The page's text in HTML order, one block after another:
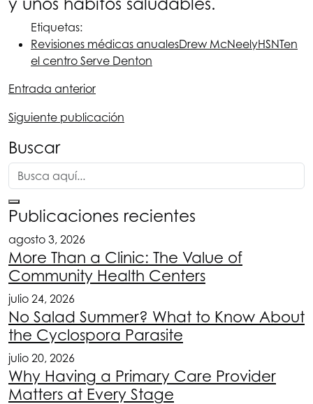
Etiquetas:
Revisiones médicas anualesDrew McNeelyHSNTen
el centro Serve Denton
Entrada anterior
Siguiente publicación
Buscar
Publicaciones recientes
agosto 3, 2026
More Than a Clinic: The Value of
Community Health Centers
julio 24, 2026
No Salad Summer? What to Know About
the Cyclospora Parasite
julio 20, 2026
Why Having a Primary Care Provider
Matters at Every Stage